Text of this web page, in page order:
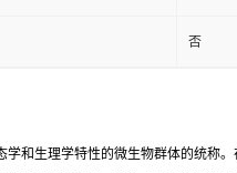
否
生理学特性的微生物群体的统称。